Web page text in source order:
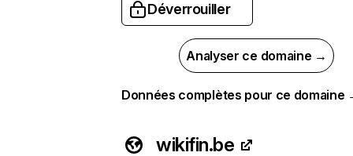
Déverrouiller
Analyser ce domaine →
Données complètes pour ce domaine
wikifin.be